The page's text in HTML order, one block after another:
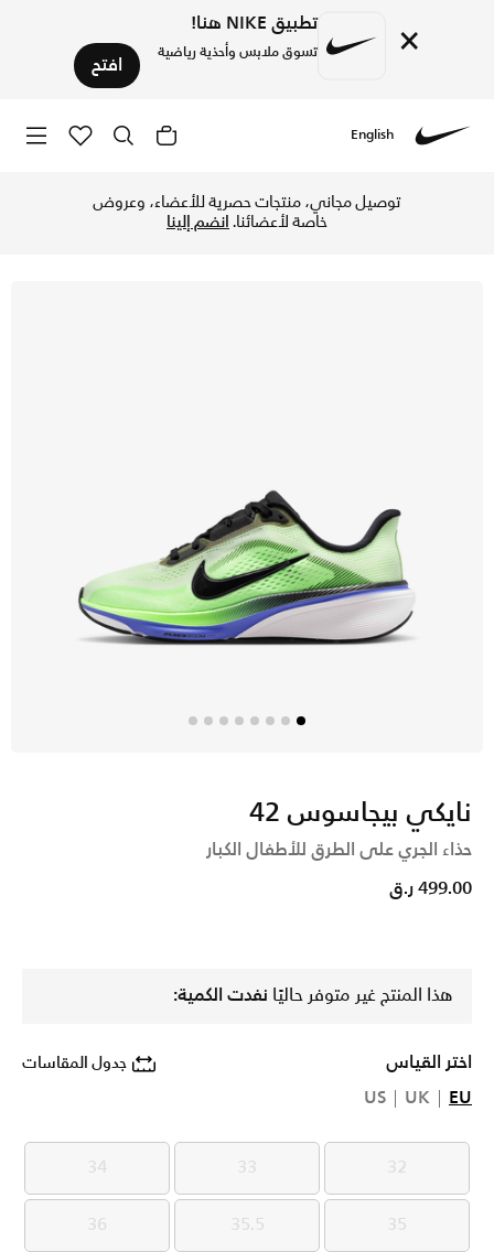
× تطبيق NIKE هنا!
تسوق ملابس وأحذية رياضية افتح
English
توصيل مجاني، منتجات حصرية للأعضاء، وعروض
خاصة لأعضائنا.انضم إلينا
نايكي بيجاسوس 42
حذاء الجري على الطرق للأطفال الكبار
499.00 ر.ق
هذا المنتج غير متوفر حاليًا نفدت الكمية:
اختر القياس جدول المقاسات
EU
UK
US
32
32
33
33
34
34
35
35
35.5
35.5
36
36